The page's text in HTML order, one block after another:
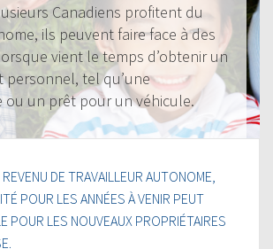
Canadiens profitent du
ils peuvent faire face à des
vient le temps d’obtenir un
personnel, tel qu’une
ou un prêt pour un véhicule.
DE TRAVAILLEUR AUTONOME,
POUR LES ANNÉES À VENIR PEUT
POUR LES NOUVEAUX PROPRIÉTAIRES